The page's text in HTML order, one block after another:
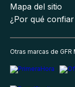
Mapa del sitio
¿Por qué
Otras marcas de GFR